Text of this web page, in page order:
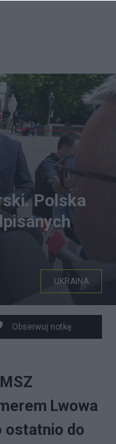
Polska
UKRAINA
Obserwuj notkę
Lwowa
ostatnio do